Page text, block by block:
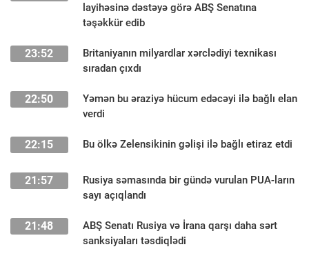
layihəsinə dəstəyə görə ABŞ Senatına
təşəkkür edib
23:52
Britaniyanın milyardlar xərclədiyi texnikası
sıradan çıxdı
22:50
Yəmən bu əraziyə hücum edəcəyi ilə bağlı elan
verdi
22:15 Bu ölkə Zelensikinin gəlişi ilə bağlı etiraz etdi
21:57
Rusiya səmasında bir gündə vurulan PUA-ların
sayı açıqlandı
21:48
ABŞ Senatı Rusiya və İrana qarşı daha sərt
sanksiyaları təsdiqlədi